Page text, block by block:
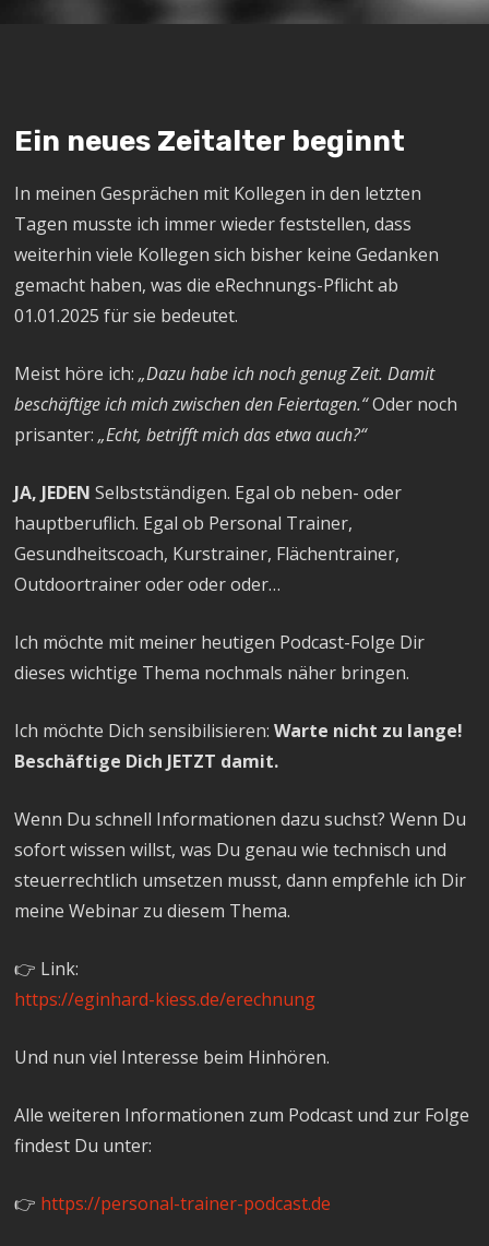
RSS FEED
Ein neues Zeitalter beginnt
In meinen Gesprächen mit Kollegen in den letzten
Tagen musste ich immer wieder feststellen, dass
weiterhin viele Kollegen sich bisher keine Gedanken
gemacht haben, was die eRechnungs-Pflicht ab
01.01.2025 für sie bedeutet.
Meist höre ich:„Dazu habe ich noch genug Zeit. Damit
beschäftige ich mich zwischen den Feiertagen.“Oder noch
prisanter:„Echt, betrifft mich das etwa auch?“
JA, JEDEN Selbstständigen. Egal ob neben- oder
hauptberuflich. Egal ob Personal Trainer,
Gesundheitscoach, Kurstrainer, Flächentrainer,
Outdoortrainer oder oder oder…
Ich möchte mit meiner heutigen Podcast-Folge Dir
dieses wichtige Thema nochmals näher bringen.
Ich möchte Dich sensibilisieren:Warte nicht zu lange!
Beschäftige Dich JETZT damit.
Wenn Du schnell Informationen dazu suchst? Wenn Du
sofort wissen willst, was Du genau wie technisch und
steuerrechtlich umsetzen musst, dann empfehle ich Dir
meine Webinar zu diesem Thema.
👉 Link:
https://eginhard-kiess.de/erechnung
Und nun viel Interesse beim Hinhören.
Alle weiteren Informationen zum Podcast und zur Folge
findest Du unter:
👉 https://personal-trainer-podcast.de